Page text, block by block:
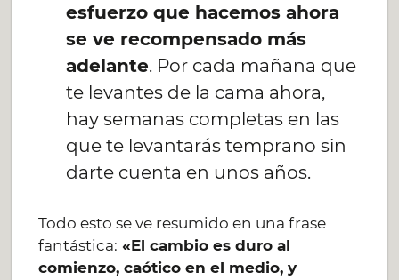
esfuerzo que hacemos ahora
se ve recompensado más
adelante. Por cada mañana que
te levantes de la cama ahora,
hay semanas completas en las
que te levantarás temprano sin
darte cuenta en unos años.
Todo esto se ve resumido en una frase
fantástica: «El cambio es duro al
comienzo, caótico en el medio, y